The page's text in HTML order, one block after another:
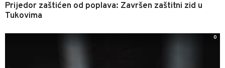
Prijedor zaštićen od poplava: Završen zaštitni zid u
Tukovima
0